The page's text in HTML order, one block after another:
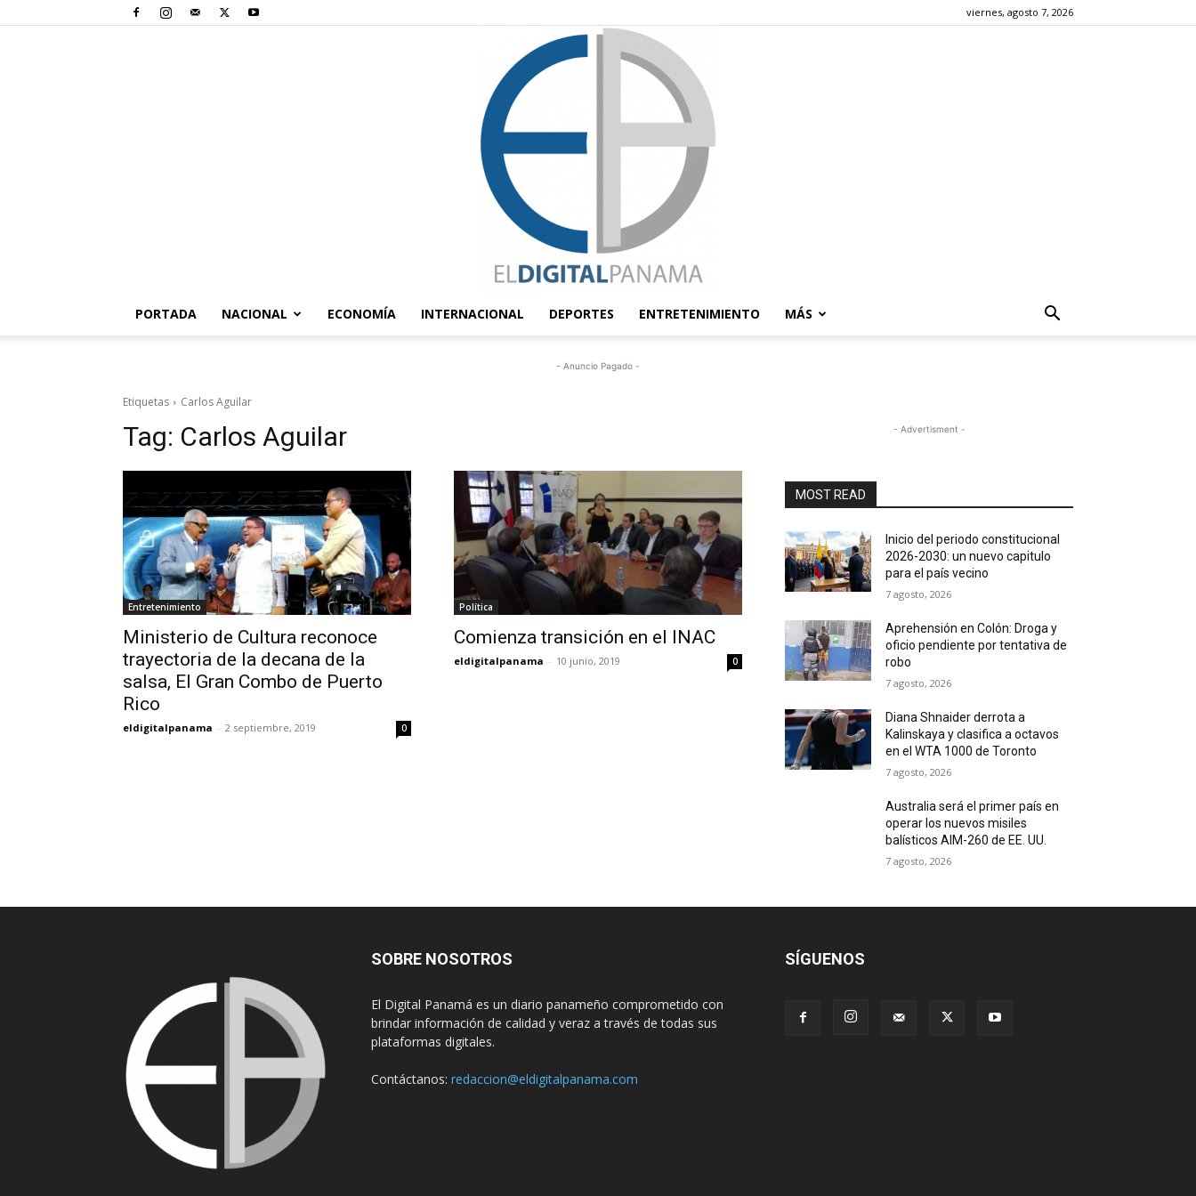
viernes, agosto 7, 2026
Panamá
PORTADA NACIONAL ECONOMÍA INTERNACIONAL DEPORTES ENTRETENIMIENTO MÁS
- Anuncio Pagado -
Etiquetas Carlos Aguilar
Tag: Carlos Aguilar
Entretenimiento
Ministerio de Cultura reconoce
trayectoria de la decana de la
salsa, El Gran Combo de Puerto
Rico
eldigitalpanama - 2 septiembre, 2019 0
Política
Comienza transición en el INAC
eldigitalpanama - 10 junio, 2019 0
- Advertisment -
MOST READ
Inicio del periodo constitucional
2026-2030: un nuevo capitulo
para el país vecino
7 agosto, 2026
Aprehensión en Colón: Droga y
oficio pendiente por tentativa de
robo
7 agosto, 2026
Diana Shnaider derrota a
Kalinskaya y clasifica a octavos
en el WTA 1000 de Toronto
7 agosto, 2026
Australia será el primer país en
operar los nuevos misiles
balísticos AIM-260 de EE. UU.
7 agosto, 2026
SOBRE NOSOTROS
El Digital Panamá es un diario panameño comprometido con
brindar información de calidad y veraz a través de todas sus
plataformas digitales.
Contáctanos: redaccion@eldigitalpanama.com
SÍGUENOS